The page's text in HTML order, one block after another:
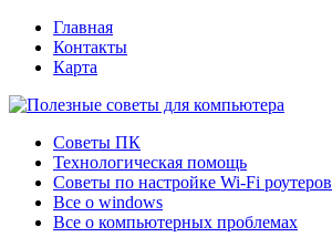
Главная
Контакты
Карта
Советы ПК
Технологическая помощь
Советы по настройке Wi-Fi роутеров
Все о windows
Все о компьютерных проблемах